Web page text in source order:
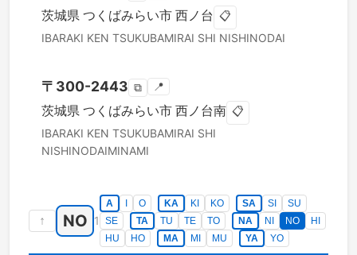
茨城県 つくばみらい市 西ノ台 📋
IBARAKI KEN TSUKUBAMIRAI SHI NISHINODAI
〒 300-2443 ⧉ 📍
茨城県 つくばみらい市 西ノ台南 📋
IBARAKI KEN TSUKUBAMIRAI SHI
NISHINODAIMINAMI
↑ NO 1
A O KA KI KO SA SI
SU
SE
TA TU TE TO NA NI NO
HI
HU
HO MA MI MU YA YO